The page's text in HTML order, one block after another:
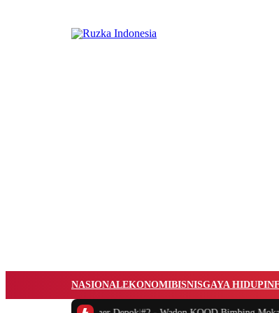
NASIONALEKONOMIBISNISGAYA HIDUP